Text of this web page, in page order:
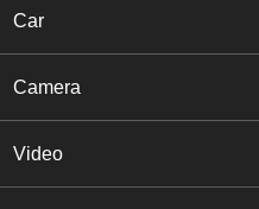
Car
Camera
Video